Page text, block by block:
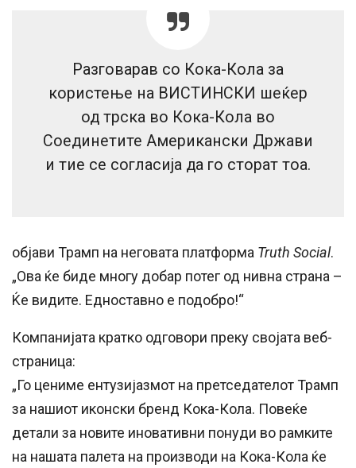
Разговарав со Кока-Кола за
користење на ВИСТИНСКИ шеќер
од трска во Кока-Кола во
Соединетите Американски Држави
и тие се согласија да го сторат тоа.
објави Трамп на неговата платформа Truth Social.
„Ова ќе биде многу добар потег од нивна страна –
Ќе видите. Едноставно е подобро!“
Компанијата кратко одговори преку својата веб-
страница:
„Го цениме ентузијазмот на претседателот Трамп
за нашиот иконски бренд Кока-Кола. Повеќе
детали за новите иновативни понуди во рамките
на нашата палета на производи на Кока-Кола ќе